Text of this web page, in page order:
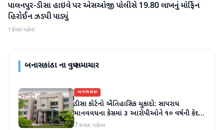
બનાસકાંઠા
પાલનપુર-ડીસા હાઇવે પર એસઓજી પોલીસે 19.80 લાખનું મોર્ફિન
હિરોઈન ઝડપી પાડ્યું
1 દિવસ પહેલા
બનાસકાંઠાના વધુ સમાચાર
બનાસકાંઠા
ડીસા કોર્ટનો ઐતિહાસિક ચુકાદો: સાપરાધ
માનવવધના કેસમાં ૩ આરોપીઓને ૧૦ વર્ષની કેદ
અને ૬ લાખનો દંડ
7 કલાક પહેલા